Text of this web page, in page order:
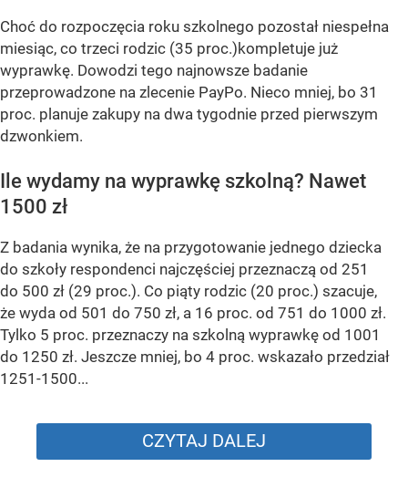
Choć do rozpoczęcia roku szkolnego pozostał niespełna
miesiąc, co trzeci rodzic (35 proc.)kompletuje już
wyprawkę. Dowodzi tego najnowsze badanie
przeprowadzone na zlecenie PayPo. Nieco mniej, bo 31
proc. planuje zakupy na dwa tygodnie przed pierwszym
dzwonkiem.
Ile wydamy na wyprawkę szkolną? Nawet
1500 zł
Z badania wynika, że na przygotowanie jednego dziecka
do szkoły respondenci najczęściej przeznaczą od 251
do 500 zł (29 proc.). Co piąty rodzic (20 proc.) szacuje,
że wyda od 501 do 750 zł, a 16 proc. od 751 do 1000 zł.
Tylko 5 proc. przeznaczy na szkolną wyprawkę od 1001
do 1250 zł. Jeszcze mniej, bo 4 proc. wskazało przedział
1251-1500...
CZYTAJ DALEJ